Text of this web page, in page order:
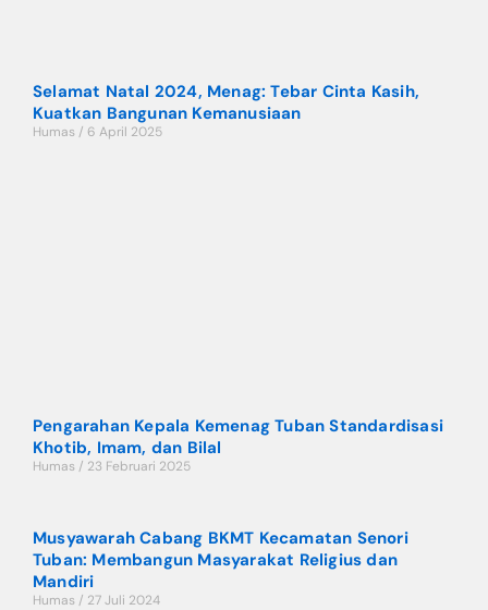
Selamat Natal 2024, Menag: Tebar Cinta Kasih,
Kuatkan Bangunan Kemanusiaan
Humas 6 April 2025
Pengarahan Kepala Kemenag Tuban Standardisasi
Khotib, Imam, dan Bilal
Humas 23 Februari 2025
Musyawarah Cabang BKMT Kecamatan Senori
Tuban: Membangun Masyarakat Religius dan
Mandiri
Humas 27 Juli 2024